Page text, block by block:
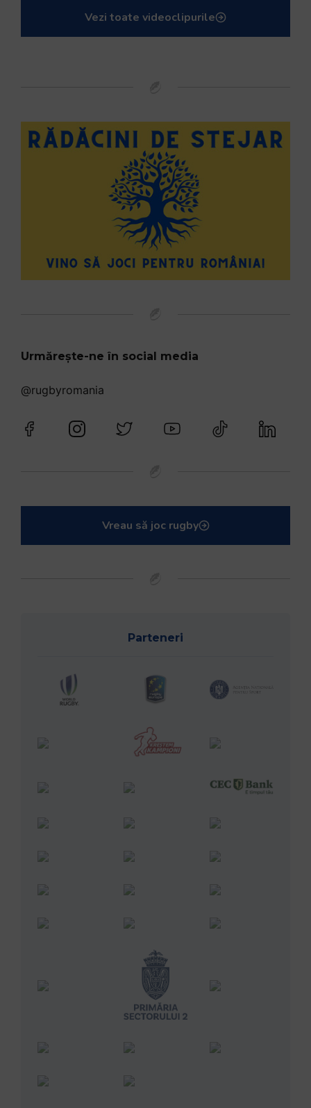
Vezi toate videoclipurile
Urmărește-ne în social media
@rugbyromania
Vreau să joc rugby
Parteneri